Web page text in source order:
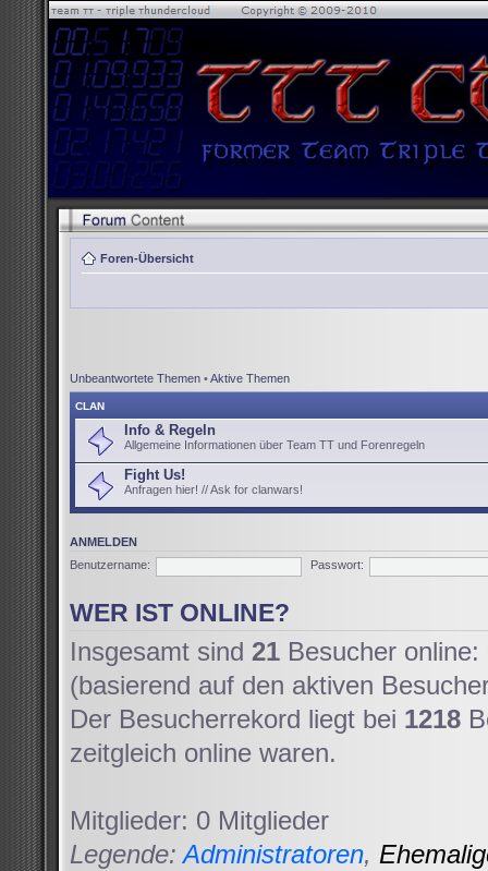
Foren-Übersicht
Unbeantwortete Themen •Aktive Themen
CLAN
Info & Regeln
Allgemeine Informationen über Team TT und Forenregeln
Fight Us!
Anfragen hier! // Ask for clanwars!
ANMELDEN
Benutzername:
Passwort:
WER IST ONLINE?
Insgesamt sind 21 Besucher
(basierend auf den aktiven
Der Besucherrekord liegt bei 1218
zeitgleich online waren.
Mitglieder: 0 Mitglieder
Legende:Administratoren,